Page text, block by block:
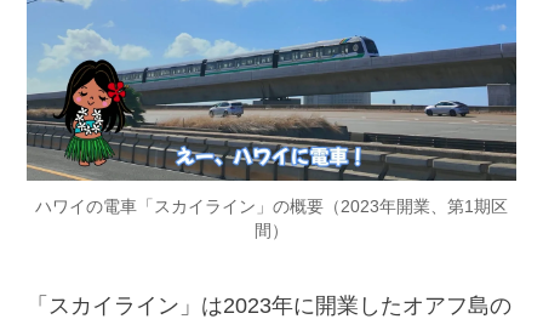
ハワイの電車「スカイライン」の概要（2023年開業、第1期区
間）
「スカイライン」は2023年に開業したオアフ島の